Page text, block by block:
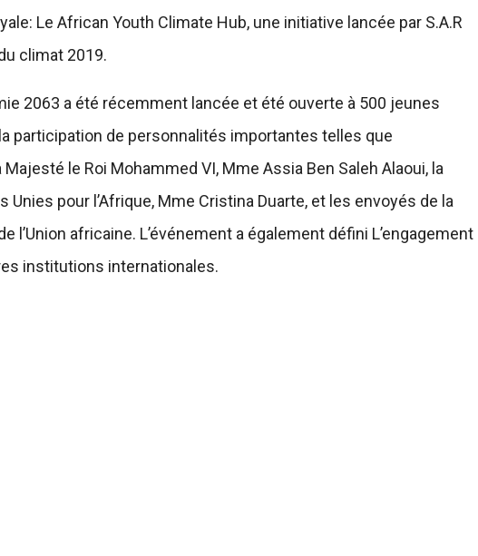
Le African Youth Climate Hub, une initiative lancée par S.A.R
climat 2019.
2063 a été récemment lancée et été ouverte à 500 jeunes
participation de personnalités importantes telles que
le Roi Mohammed VI, Mme Assia Ben Saleh Alaoui, la
pour l’Afrique, Mme Cristina Duarte, et les envoyés de la
l’Union africaine. L’événement a également défini L’engagement
institutions internationales.